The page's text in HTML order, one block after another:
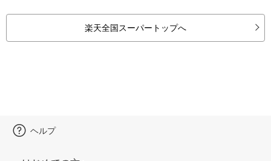
楽天全国スーパートップへ
ヘルプ